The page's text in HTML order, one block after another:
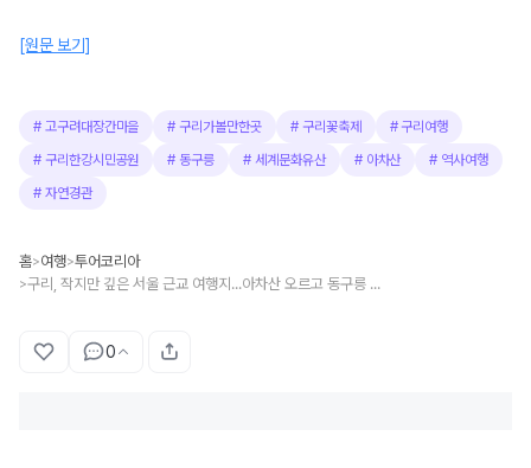
[원문 보기]
# 고구려대장간마을 # 구리가볼만한곳 # 구리꽃축제 # 구리여행
# 구리한강시민공원 # 동구릉 # 세계문화유산 # 아차산 # 역사여행
# 자연경관
홈>여행>투어코리아
> 구리, 작지만 깊은 서울 근교 여행지...아차산 오르고 동구릉 걷고 한강뷰까지
0